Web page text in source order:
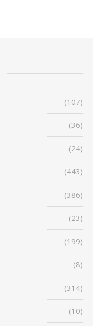
(107)
(36)
(24)
(443)
(386)
(23)
(199)
(8)
(314)
(10)